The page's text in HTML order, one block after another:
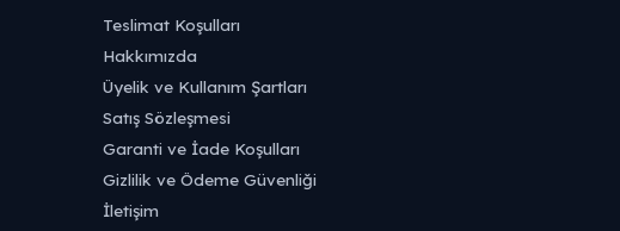
Teslimat Koşulları
Hakkımızda
Üyelik ve Kullanım Şartları
Satış Sözleşmesi
Garanti ve İade Koşulları
Gizlilik ve Ödeme Güvenliği
İletişim